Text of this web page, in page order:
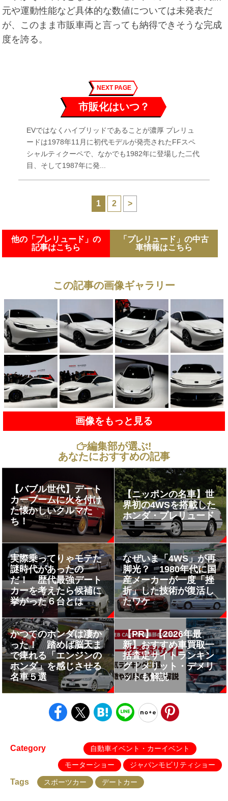
元や運動性能など具体的な数値については未発表だ
が、このまま市販車両と言っても納得できそうな完成
度を誇る。
NEXT PAGE
市販化はいつ？
EVではなくハイブリッドであることが濃厚 プレリュ
ードは1978年11月に初代モデルが発売されたFFスペ
シャルティクーペで、なかでも1982年に登場した二代
目、そして1987年に発...
1 2 >
他の「プレリュード」の
記事はこちら
「プレリュード」の中古
車情報はこちら
この記事の画像ギャラリー
画像をもっと見る
編集部が選ぶ!
あなたにおすすめの記事
【バブル世代】デート
カーブームに火を付け
た懐かしいクルマた
ち！
【ニッポンの名車】世
界初の4WSを搭載した
ホンダ・プレリュード
実際乗ってりゃモテた
謎時代があったの
だ！ 歴代最強デート
カーを考えたら候補に
挙がった６台とは
なぜいま「4WS」が再
脚光？ 1980年代に国
産メーカーが一度「挫
折」した技術が復活し
たワケ
かつてのホンダは凄か
った！ 踏めば脳天ま
で痺れる「エンジンの
ホンダ」を感じさせる
名車５選
【PR】【2026年最
新】おすすめ車買取一
括査定サイトランキン
グ｜メリット・デメリ
ットも解説
Category
自動車イベント・カーイベント
モーターショー
ジャパンモビリティショー
Tags スポーツカー デートカー